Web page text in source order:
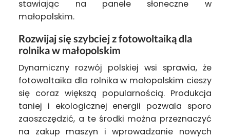
stawiając na panele słoneczne w
małopolskim.
Rozwijaj się szybciej z fotowoltaiką dla
rolnika w małopolskim
Dynamiczny rozwój polskiej wsi sprawia, że
fotowoltaika dla rolnika w małopolskim cieszy
się coraz większą popularnością. Produkcja
taniej i ekologicznej energii pozwala sporo
zaoszczędzić, a te środki można przeznaczyć
na zakup maszyn i wprowadzanie nowych